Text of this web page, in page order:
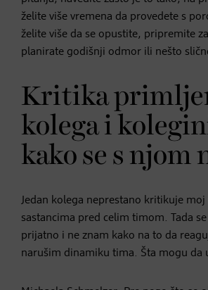
želite više vremena da provedete s
želite više da se opustite, pripremite
planirate godišnji odmor ili nešto
Kritika
kolega i
kako se s njom
Jedan kolega neprestano kritikuje moj
sastancima pred celim timom. Tada
prijatno i ne znam kako na to da
narušim dinamiku tima. Šta mogu da